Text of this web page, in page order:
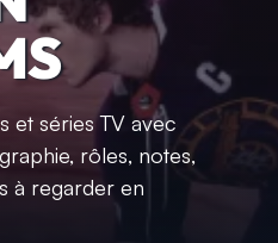
et séries TV avec
rôles, notes,
à regarder en